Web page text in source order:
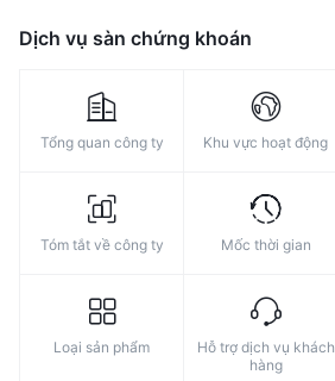
Dịch vụ sàn chứng khoán
Tổng quan công ty Khu vực hoạt động
Tóm tắt về công ty Mốc thời gian
Loại sản phẩm
Hỗ trợ dịch vụ khách
hàng